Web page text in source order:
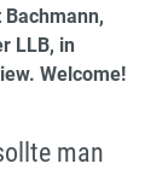
LLB, in
Welcome!
man